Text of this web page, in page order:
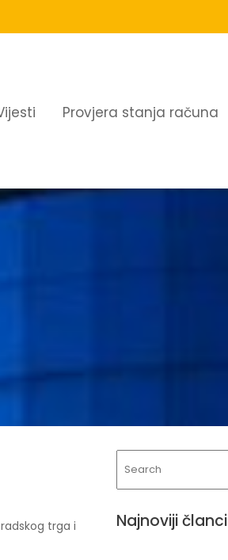
Provjera stanja računa
trga i
Najnoviji članci